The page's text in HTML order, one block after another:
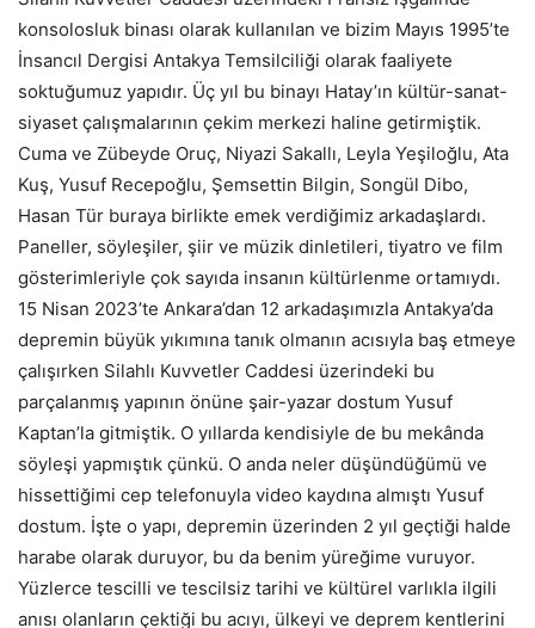
konsolosluk binası olarak kullanılan ve bizim Mayıs 1995’te
İnsancıl Dergisi Antakya Temsilciliği olarak faaliyete
soktuğumuz yapıdır. Üç yıl bu binayı Hatay’ın kültür-sanat-
siyaset çalışmalarının çekim merkezi haline getirmiştik.
Cuma ve Zübeyde Oruç, Niyazi Sakallı, Leyla Yeşiloğlu, Ata
Kuş, Yusuf Recepoğlu, Şemsettin Bilgin, Songül Dibo,
Hasan Tür buraya birlikte emek verdiğimiz arkadaşlardı.
Paneller, söyleşiler, şiir ve müzik dinletileri, tiyatro ve film
gösterimleriyle çok sayıda insanın kültürlenme ortamıydı.
15 Nisan 2023’te Ankara’dan 12 arkadaşımızla Antakya’da
depremin büyük yıkımına tanık olmanın acısıyla baş etmeye
çalışırken Silahlı Kuvvetler Caddesi üzerindeki bu
parçalanmış yapının önüne şair-yazar dostum Yusuf
Kaptan’la gitmiştik. O yıllarda kendisiyle de bu mekânda
söyleşi yapmıştık çünkü. O anda neler düşündüğümü ve
hissettiğimi cep telefonuyla video kaydına almıştı Yusuf
dostum. İşte o yapı, depremin üzerinden 2 yıl geçtiği halde
harabe olarak duruyor, bu da benim yüreğime vuruyor.
Yüzlerce tescilli ve tescilsiz tarihi ve kültürel varlıkla ilgili
anısı olanların çektiği bu acıyı, ülkeyi ve deprem kentlerini